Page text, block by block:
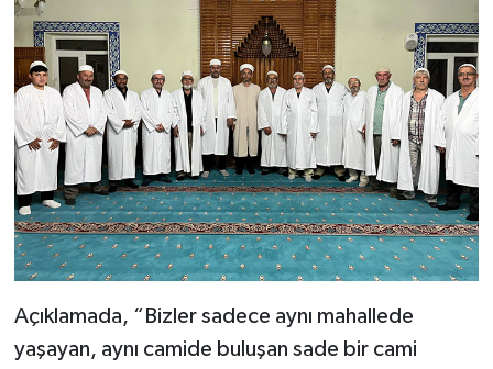
Açıklamada, “Bizler sadece aynı mahallede
yaşayan, aynı camide buluşan sade bir cami